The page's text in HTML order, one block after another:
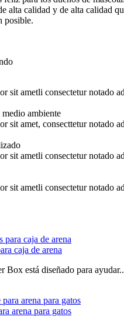
alta calidad y de alta calidad
posible.
sit ametli consectetur notado
ambiente
sit amet, consecttetur notado
sit ametli consectetur notado
sit ametli consectetur notado
caja de arena
Box está diseñado para
arena para gatos